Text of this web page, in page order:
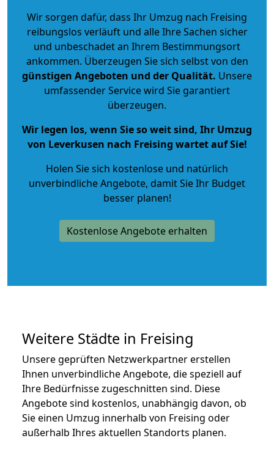
Wir sorgen dafür, dass Ihr Umzug nach Freising
reibungslos verläuft und alle Ihre Sachen sicher
und unbeschadet an Ihrem Bestimmungsort
ankommen. Überzeugen Sie sich selbst von den
günstigen Angeboten und der Qualität. Unsere
umfassender Service wird Sie garantiert
überzeugen.
Wir legen los, wenn Sie so weit sind, Ihr Umzug
von Leverkusen nach Freising wartet auf Sie!
Holen Sie sich kostenlose und natürlich
unverbindliche Angebote, damit Sie Ihr Budget
besser planen!
Kostenlose Angebote erhalten
Weitere Städte in Freising
Unsere geprüften Netzwerkpartner erstellen
Ihnen unverbindliche Angebote, die speziell auf
Ihre Bedürfnisse zugeschnitten sind. Diese
Angebote sind kostenlos, unabhängig davon, ob
Sie einen Umzug innerhalb von Freising oder
außerhalb Ihres aktuellen Standorts planen.